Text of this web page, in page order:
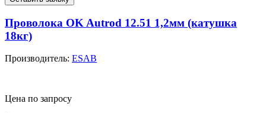
Проволока OK Autrod 12.51 1,2мм (катушка
18кг)
Производитель: ESAB
Цена по запросу